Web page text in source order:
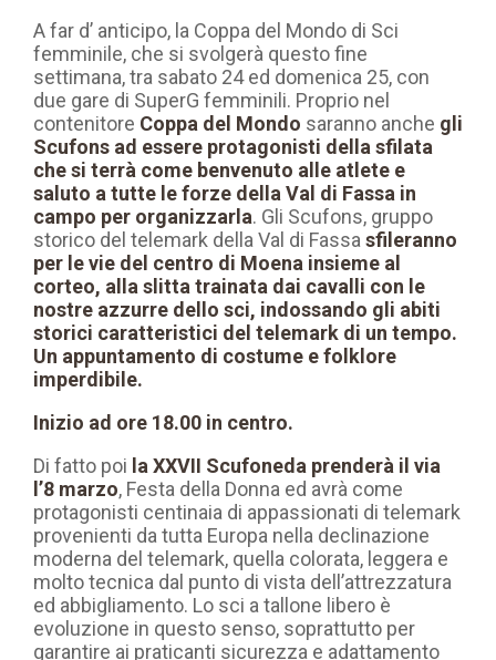
A far d’ anticipo, la Coppa del Mondo di Sci
femminile, che si svolgerà questo fine
settimana, tra sabato 24 ed domenica 25, con
due gare di SuperG femminili. Proprio nel
contenitore Coppa del Mondo saranno anche gli
Scufons ad essere protagonisti della sfilata
che si terrà come benvenuto alle atlete e
saluto a tutte le forze della Val di Fassa in
campo per organizzarla. Gli Scufons, gruppo
storico del telemark della Val di Fassa sfileranno
per le vie del centro di Moena insieme al
corteo, alla slitta trainata dai cavalli con le
nostre azzurre dello sci, indossando gli abiti
storici caratteristici del telemark di un tempo.
Un appuntamento di costume e folklore
imperdibile.
Inizio ad ore 18.00 in centro.
Di fatto poi la XXVII Scufoneda prenderà il via
l’8 marzo, Festa della Donna ed avrà come
protagonisti centinaia di appassionati di telemark
provenienti da tutta Europa nella declinazione
moderna del telemark, quella colorata, leggera e
molto tecnica dal punto di vista dell’attrezzatura
ed abbigliamento. Lo sci a tallone libero è
evoluzione in questo senso, soprattutto per
garantire ai praticanti sicurezza e adattamento